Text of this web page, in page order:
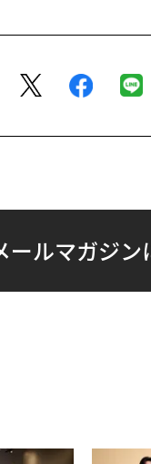
ールマガジン